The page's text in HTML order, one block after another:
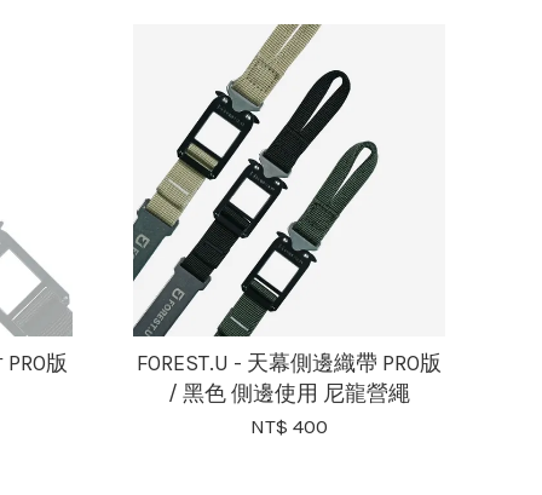
版
FOREST.U - 天幕側邊織帶 PRO版
/ 黑色 側邊使用 尼龍營繩
NT$ 400